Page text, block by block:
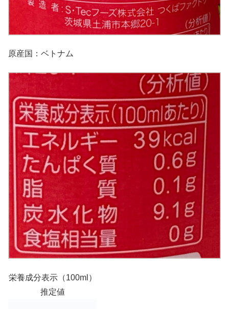
原産国：ベトナム
栄養成分表示（100ml）
推定値